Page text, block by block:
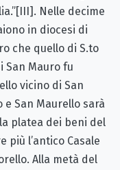
Nelle decime
in diocesi di
che quello di S.to
San Mauro fu
vicino di San
e San Maurello sarà
platea dei beni del
più l’antico Casale
Alla metà del